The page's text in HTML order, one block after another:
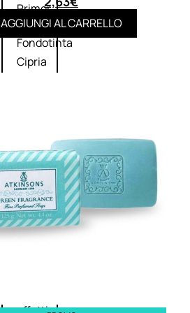
Primer
viso
Fondotinta
Cipria
abbronzanti
Fissatore
trucco
AGGIUNGI AL CARRELLO